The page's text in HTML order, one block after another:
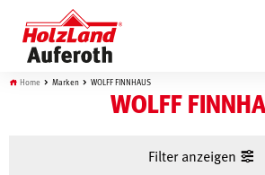
Böden
Home Marken WOLFF FINNHAUS
WOLFF
Filter anzeigen